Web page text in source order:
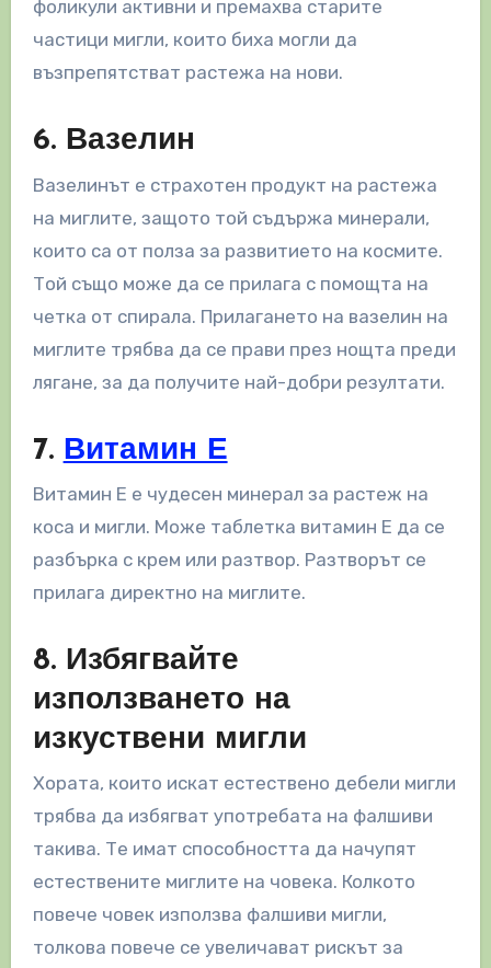
фоликули активни и премахва старите
частици мигли, които биха могли да
възпрепятстват растежа на нови.
6. Вазелин
Вазелинът е страхотен продукт на растежа
на миглите, защото той съдържа минерали,
които са от полза за развитието на космите.
Той също може да се прилага с помощта на
четка от спирала. Прилагането на вазелин на
миглите трябва да се прави през нощта преди
лягане, за да получите най-добри резултати.
7. Витамин Е
Витамин Е е чудесен минерал за растеж на
коса и мигли. Може таблетка витамин Е да се
разбърка с крем или разтвор. Разтворът се
прилага директно на миглите.
8. Избягвайте
използването на
изкуствени мигли
Хората, които искат естествено дебели мигли
трябва да избягват употребата на фалшиви
такива. Те имат способността да начупят
естествените миглите на човека. Колкото
повече човек използва фалшиви мигли,
толкова повече се увеличават рискът за